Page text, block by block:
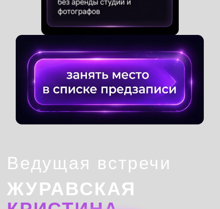
ЗАПИШИТЕСЬ
ПРЯМО СЕЙЧАС
В БЛАГОДАРНОСТЬ ЗА РЕГИСТРАЦИЮ
ПЕРВЫЙ ПОДАРОК: